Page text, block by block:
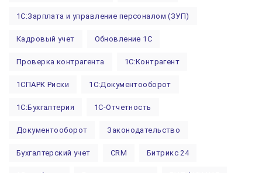
1С:Зарплата и управление персоналом (ЗУП)
Кадровый учет Обновление 1С
Проверка контрагента 1С:Контрагент
1СПАРК Риски 1С:Документооборот
1С:Бухгалтерия 1С-Отчетность
Документооборот Законодательство
Бухгалтерский учет CRM Битрикс 24